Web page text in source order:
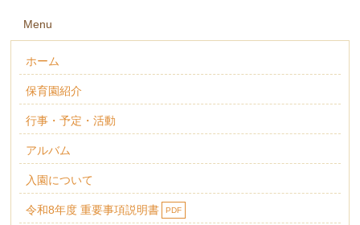
Menu
ホーム
保育園紹介
行事・予定・活動
アルバム
入園について
令和8年度 重要事項説明書 PDF